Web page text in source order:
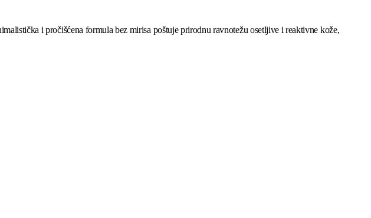
i pročišćena formula bez mirisa poštuje prirodnu ravnotežu osetljive i reaktivne kože,